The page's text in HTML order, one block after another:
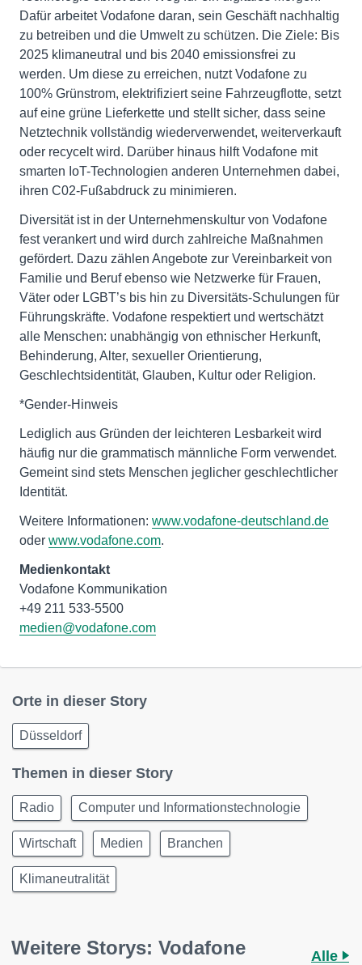
Dafür arbeitet Vodafone daran, sein Geschäft nachhaltig
zu betreiben und die Umwelt zu schützen. Die Ziele: Bis
2025 klimaneutral und bis 2040 emissionsfrei zu
werden. Um diese zu erreichen, nutzt Vodafone zu
100% Grünstrom, elektrifiziert seine Fahrzeugflotte, setzt
auf eine grüne Lieferkette und stellt sicher, dass seine
Netztechnik vollständig wiederverwendet, weiterverkauft
oder recycelt wird. Darüber hinaus hilft Vodafone mit
smarten IoT-Technologien anderen Unternehmen dabei,
ihren C02-Fußabdruck zu minimieren.
Diversität ist in der Unternehmenskultur von Vodafone
fest verankert und wird durch zahlreiche Maßnahmen
gefördert. Dazu zählen Angebote zur Vereinbarkeit von
Familie und Beruf ebenso wie Netzwerke für Frauen,
Väter oder LGBT’s bis hin zu Diversitäts-Schulungen für
Führungskräfte. Vodafone respektiert und wertschätzt
alle Menschen: unabhängig von ethnischer Herkunft,
Behinderung, Alter, sexueller Orientierung,
Geschlechtsidentität, Glauben, Kultur oder Religion.
*Gender-Hinweis
Lediglich aus Gründen der leichteren Lesbarkeit wird
häufig nur die grammatisch männliche Form verwendet.
Gemeint sind stets Menschen jeglicher geschlechtlicher
Identität.
Weitere Informationen: www.vodafone-deutschland.de
oder www.vodafone.com.
Medienkontakt
Vodafone Kommunikation
medien@vodafone.com
Orte in dieser Story
Düsseldorf
Themen in dieser Story
Radio Computer und Informationstechnologie
Wirtschaft Medien Branchen
Klimaneutralität
Weitere Storys: Vodafone
Alle